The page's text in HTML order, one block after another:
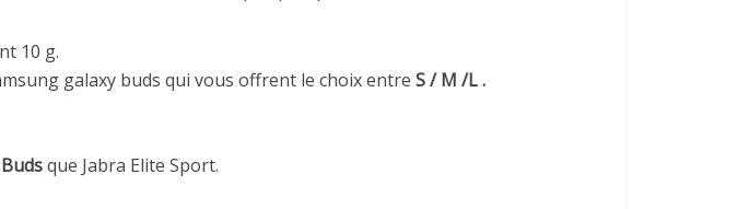
10 g.
galaxy buds qui vous offrent le choix entre S / M /L .
que Jabra Elite Sport.